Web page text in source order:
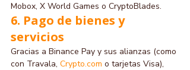
Mobox, X World Games o CryptoBlades.
6. Pago de bienes y
servicios
Gracias a Binance Pay y sus alianzas (como
con Travala, Crypto.com o tarjetas Visa),